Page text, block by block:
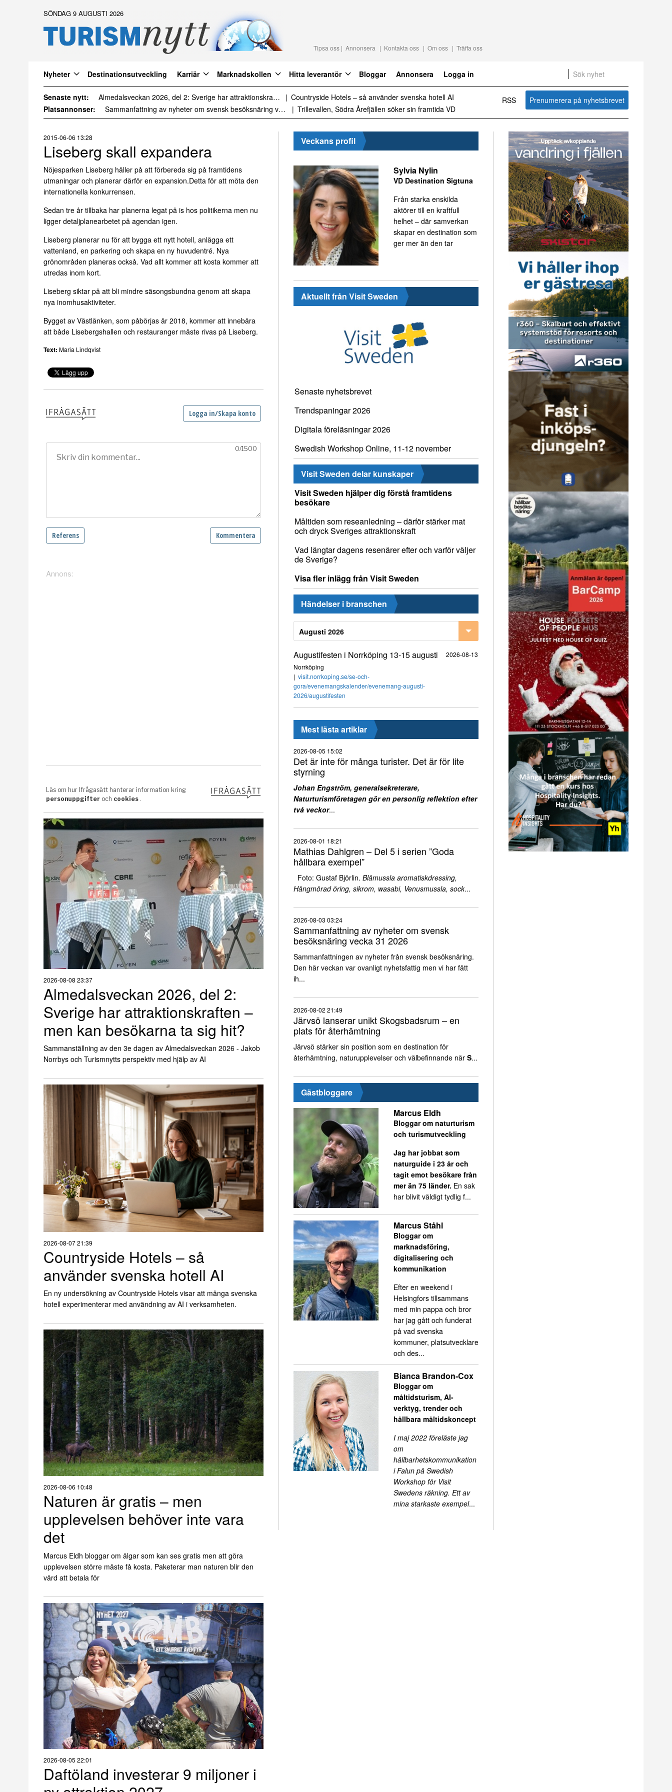
SÖNDAG 9 AUGUSTI 2026
Tipsa oss Annonsera Kontakta oss Om oss Träffa oss
Nyheter Destinationsutveckling Karriär Marknadskollen Hitta leverantör Bloggar Annonsera Logga in
Senaste nytt: Naturen är gratis – men upplevelsen behöver inte vara det
Daftöland investerar 9 miljoner i ny attraktion 2027
Platsannonser:
Sammanfattning av nyheter om svensk besöksnäring vecka 28 2026
RSS Prenumerera på nyhetsbrevet
2015-06-06 13:28
Liseberg skall expandera
Nöjesparken Liseberg håller på att förbereda sig på framtidens
utmaningar och planerar därför en expansion.Detta för att möta den
internationella konkurrensen.
Sedan tre år tillbaka har planerna legat på is hos politikerna men nu
ligger detaljplanearbetet på agendan igen.
Liseberg planerar nu för att bygga ett nytt hotell, anlägga ett
vattenland, en parkering och skapa en ny huvudentré. Nya
grönområden planeras också. Vad allt kommer att kosta kommer att
utredas inom kort.
Liseberg siktar på att bli mindre säsongsbundna genom att skapa
nya inomhusaktiviteter.
Bygget av Västlänken, som påbörjas år 2018, kommer att innebära
att både Lisebergshallen och restauranger måste rivas på Liseberg.
Text: Maria Lindqvist
2026-08-08 23:37
Almedalsveckan 2026, del 2:
Sverige har attraktionskraften –
men kan besökarna ta sig hit?
Sammanställning av den 3e dagen av Almedalsveckan 2026 - Jakob
Norrbys och Turismnytts perspektiv med hjälp av AI
2026-08-07 21:39
Countryside Hotels – så
använder svenska hotell AI
En ny undersökning av Countryside Hotels visar att många svenska
hotell experimenterar med användning av AI i verksamheten.
2026-08-06 10:48
Naturen är gratis – men
upplevelsen behöver inte vara
det
Marcus Eldh bloggar om älgar som kan ses gratis men att göra
upplevelsen större måste få kosta. Paketerar man naturen blir den
värd att betala för
2026-08-05 22:01
Daftöland investerar 9 miljoner i
Veckans profil
Sylvia Nylin
VD Destination Sigtuna
Från starka enskilda
aktörer till en kraftfull
helhet – där samverkan
skapar en destination som
ger mer än den tar
Aktuellt från Visit Sweden
Senaste nyhetsbrevet
Trendspaningar 2026
Digitala föreläsningar 2026
Swedish Workshop Online, 11-12 november
Visit Sweden delar kunskaper
Visit Sweden hjälper dig förstå framtidens
besökare
Måltiden som reseanledning – därför stärker mat
och dryck Sveriges attraktionskraft
Vad längtar dagens resenärer efter och varför väljer
de Sverige?
Visa fler inlägg från Visit Sweden
Händelser i branschen
Augusti 2026
Augustifesten i Norrköping 13-15 augusti
2026-08-13
Norrköping
visit.norrkoping.se/se-och-
gora/evenemangskalender/evenemang-augusti-
2026/augustifesten
Mest lästa artiklar
2026-08-05 15:02
Det är inte för många turister. Det är för lite
styrning
Johan Engström, generalsekreterare,
Naturturismföretagen gör en personlig reflektion efter
två veckor...
2026-08-01 18:21
Mathias Dahlgren – Del 5 i serien ”Goda
hållbara exempel”
Foto: Gustaf Björlin. Blåmussla aromatiskdressing,
Hängmörad öring, sikrom, wasabi, Venusmussla, sock...
2026-08-03 03:24
Sammanfattning av nyheter om svensk
besöksnäring vecka 31 2026
Sammanfattningen av nyheter från svensk besöksnäring.
Den här veckan var ovanligt nyhetsfattig men vi har fått
ih...
2026-08-02 21:49
Järvsö lanserar unikt Skogsbadsrum – en
plats för återhämtning
Järvsö stärker sin position som en destination för
återhämtning, naturupplevelser och välbefinnande när S...
Gästbloggare
Marcus Eldh
Bloggar om naturturism
och turismutveckling
Jag har jobbat som
naturguide i 23 år och
tagit emot besökare från
mer än 75 länder. En sak
har blivit väldigt tydlig f...
Marcus Ståhl
Bloggar om
marknadsföring,
digitalisering och
kommunikation
Efter en weekend i
Helsingfors tillsammans
med min pappa och bror
har jag gått och funderat
på vad svenska
kommuner, platsutvecklare
och des...
Bianca Brandon-Cox
Bloggar om
måltidsturism, AI-
verktyg, trender och
hållbara måltidskoncept
I maj 2022 föreläste jag
om
hållbarhetskommunikation
i Falun på Swedish
Workshop för Visit
Swedens räkning. Ett av
mina starkaste exempel...